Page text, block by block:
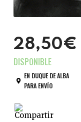
28,50€
EN DUQUE DE ALBA
PARA ENVÍO